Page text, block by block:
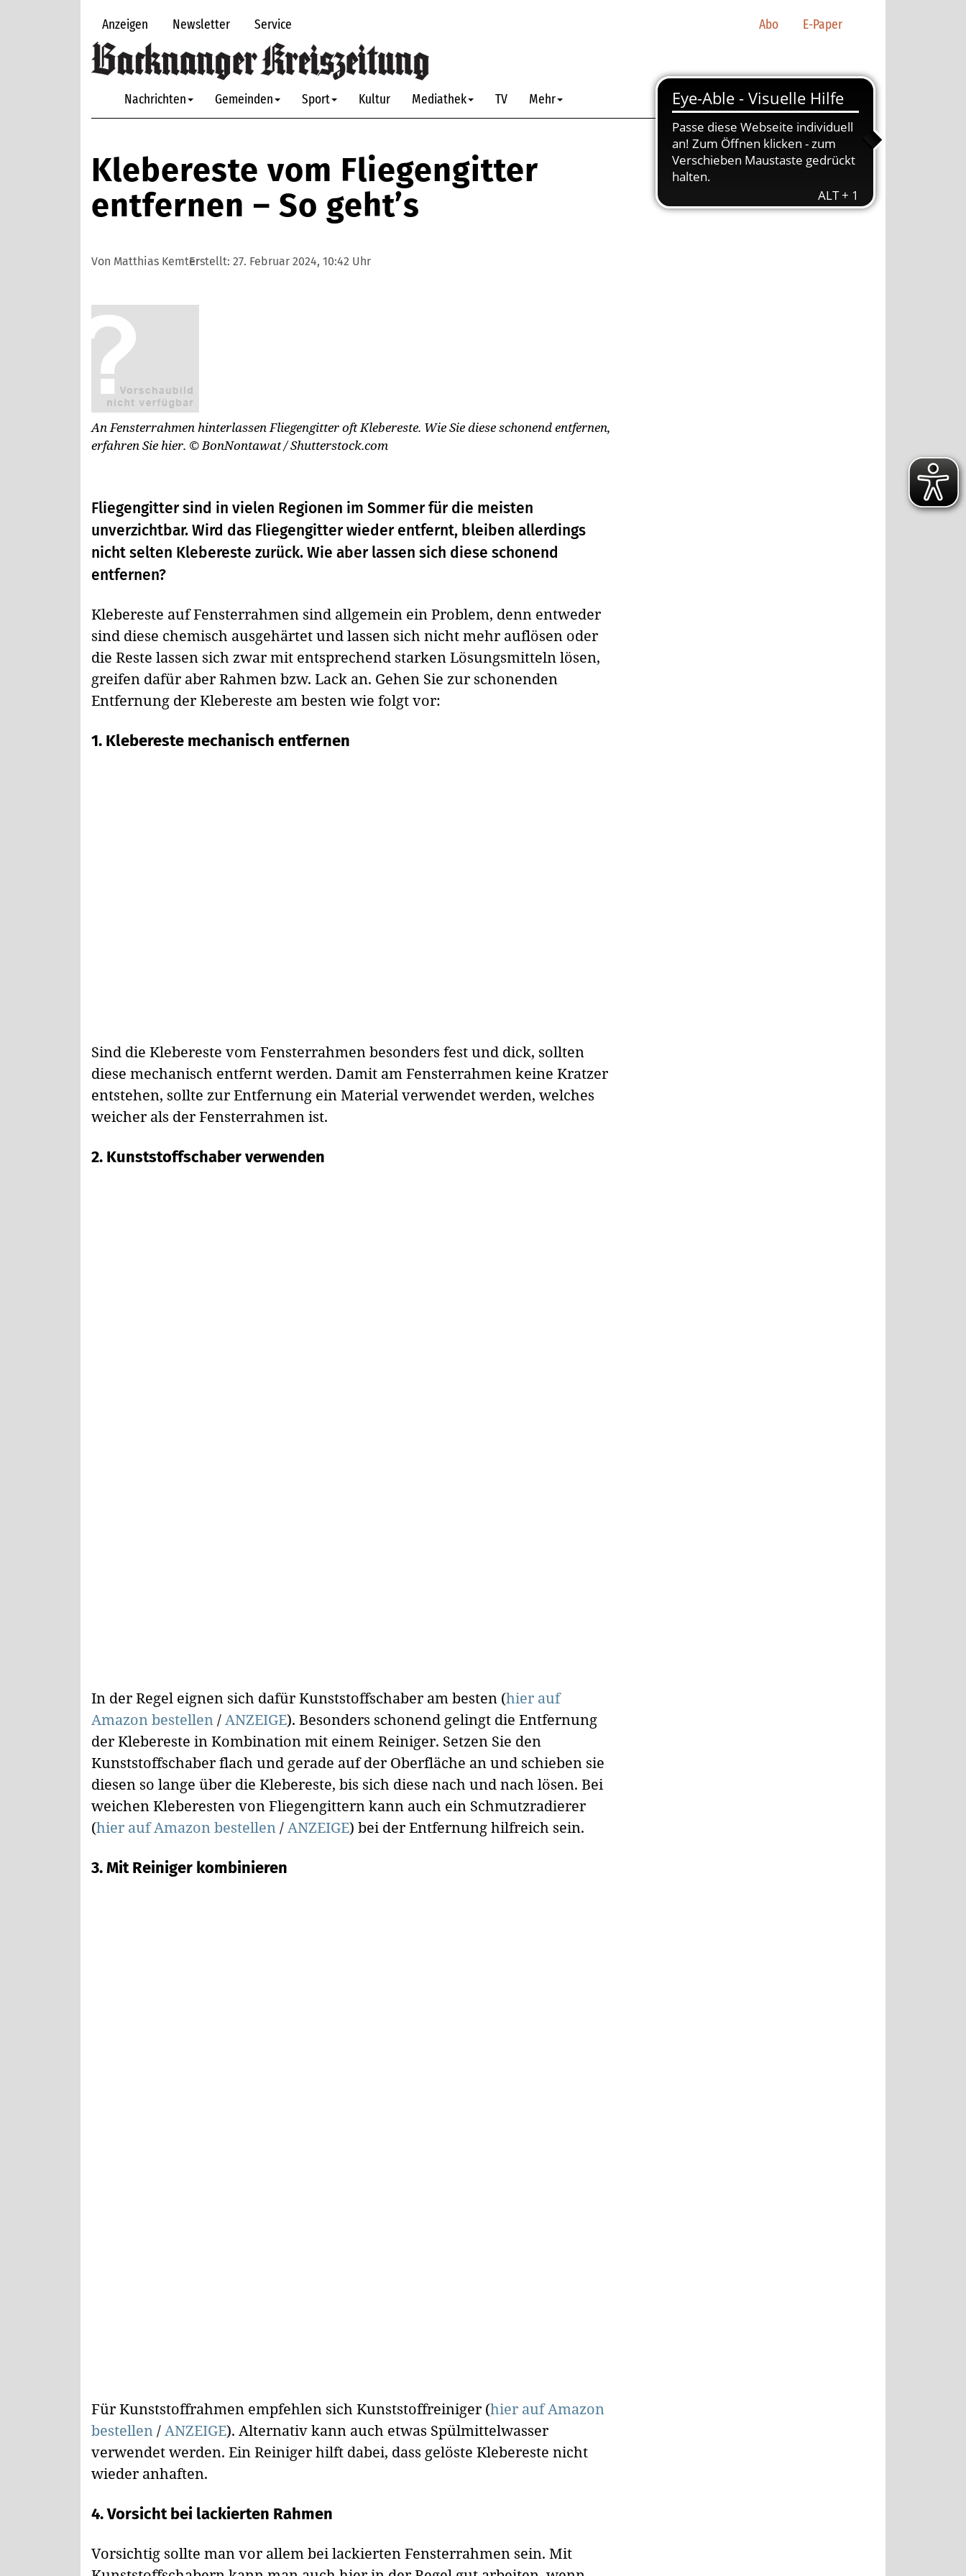
Anzeigen Newsletter Service Abo E-Paper
Nachrichten Gemeinden Sport Kultur Mediathek TV Mehr
Klebereste vom Fliegengitter
entfernen – So geht’s
Von Matthias KemterErstellt: 27. Februar 2024, 10:42 Uhr
An Fensterrahmen hinterlassen Fliegengitter oft Klebereste. Wie Sie diese schonend entfernen,
erfahren Sie hier. © BonNontawat / Shutterstock.com
Fliegengitter sind in vielen Regionen im Sommer für die meisten
unverzichtbar. Wird das Fliegengitter wieder entfernt, bleiben allerdings
nicht selten Klebereste zurück. Wie aber lassen sich diese schonend
entfernen?
Klebereste auf Fensterrahmen sind allgemein ein Problem, denn entweder
sind diese chemisch ausgehärtet und lassen sich nicht mehr auflösen oder
die Reste lassen sich zwar mit entsprechend starken Lösungsmitteln lösen,
greifen dafür aber Rahmen bzw. Lack an. Gehen Sie zur schonenden
Entfernung der Klebereste am besten wie folgt vor:
1. Klebereste mechanisch entfernen
Sind die Klebereste vom Fensterrahmen besonders fest und dick, sollten
diese mechanisch entfernt werden. Damit am Fensterrahmen keine Kratzer
entstehen, sollte zur Entfernung ein Material verwendet werden, welches
weicher als der Fensterrahmen ist.
2. Kunststoffschaber verwenden
In der Regel eignen sich dafür Kunststoffschaber am besten (hier auf
Amazon bestellen/ANZEIGE). Besonders schonend gelingt die Entfernung
der Klebereste in Kombination mit einem Reiniger. Setzen Sie den
Kunststoffschaber flach und gerade auf der Oberfläche an und schieben sie
diesen so lange über die Klebereste, bis sich diese nach und nach lösen. Bei
weichen Kleberesten von Fliegengittern kann auch ein Schmutzradierer
(hier auf Amazon bestellen/ANZEIGE) bei der Entfernung hilfreich sein.
3. Mit Reiniger kombinieren
Für Kunststoffrahmen empfehlen sich Kunststoffreiniger (hier auf Amazon
bestellen/ANZEIGE). Alternativ kann auch etwas Spülmittelwasser
verwendet werden. Ein Reiniger hilft dabei, dass gelöste Klebereste nicht
wieder anhaften.
4. Vorsicht bei lackierten Rahmen
Vorsichtig sollte man vor allem bei lackierten Fensterrahmen sein. Mit